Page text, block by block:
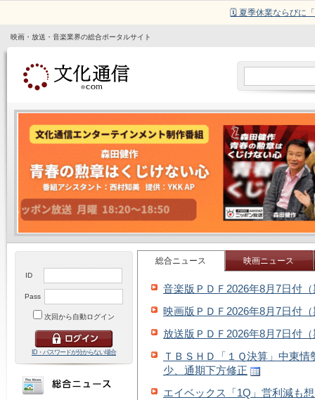
🗓️ 夏季休業ならびに
映画・放送・音楽業界の総合ポータルサイト
ID
Pass
次回から自動ログイン
ID・パスワードが分からない場合
総合ニュース 映画ニュース
音楽版ＰＤＦ2026年8月7日付
映画版ＰＤＦ2026年8月7日付
放送版ＰＤＦ2026年8月7日付
ＴＢＳＨＤ「１Ｑ決算」中東情
少、通期下方修正
エイベックス「1Q」営利減も